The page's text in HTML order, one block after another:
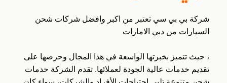
شركة بي بي سي تعتبر من اكبر وافضل شركات شحن
السيارات من دبي الامارات
، حيث تتميز بخبرتها الواسعة في هذا المجال وحرصها على
تقديم خدمات عالية الجودة لعملائها. تقدم الشركة خدمات